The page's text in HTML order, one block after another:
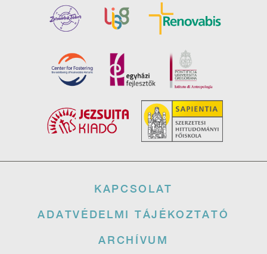
KAPCSOLAT
ADATVÉDELMI TÁJÉKOZTATÓ
ARCHÍVUM